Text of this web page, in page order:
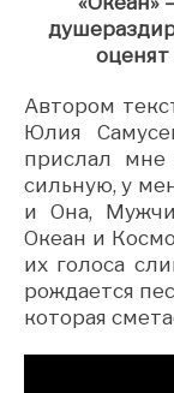
Автором
Юлия
прислал мне
сильную, у
и Она,
Океан и
их голоса
рождается
которая